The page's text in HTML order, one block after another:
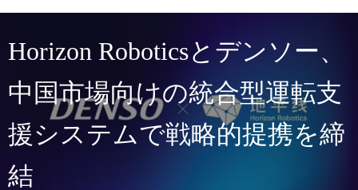
Horizon Roboticsとデンソー、
中国市場向けの統合型運転支
援システムで戦略的提携を締
結